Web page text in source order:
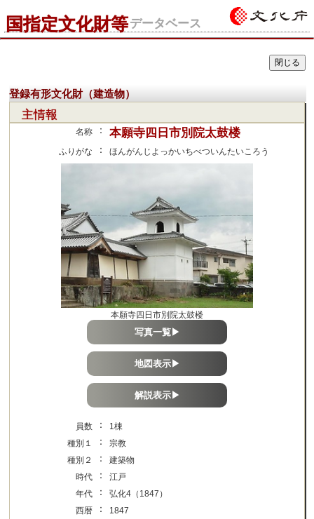
国指定文化財等データベース
登録有形文化財（建造物）
主情報
名称 ： 本願寺四日市別院太鼓楼
ふりがな ： ほんがんじよっかいちべついんたいころう
本願寺四日市別院太鼓楼
写真一覧▶
地図表示▶
解説表示▶
員数 ：
1棟
種別１
：
宗教
種別２
：
建築物
時代
：
江戸
年代
：
弘化4（1847）
西暦
：
1847